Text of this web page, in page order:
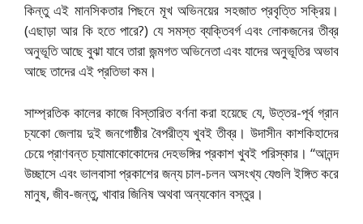
কিন্তু এই মানসিকতার পিছনে মূখ অভিনয়ের সহজাত প্রবৃত্তি সক্রিয়।
(এছাড়া আর কি হতে পারে?) যে সমস্ত ব্যক্তিবর্গ এবং লোকজনের তীব্র
অনুভূতি আছে বুঝা যাবে তারা জন্মগত অভিনেতা এবং যাদের অনুভূতির অভাব
আছে তাদের এই প্রতিভা কম।
সাম্প্রতিক কালের কাজে বিস্তারিত বর্ণনা করা হয়েছে যে, উত্তর-পূর্ব গ্রান
চ্যকো জেলায় দুই জনগোষ্ঠীর বৈপরীত্য খুবই তীব্র। উদাসীন কাশকিহাদের
চেয়ে প্রাণবন্ত চ্যামাকোকোদের দেহভঙ্গির প্রকাশ খুবই পরিস্কার। “আনন্দ
উচ্ছাসে এবং ভালবাসা প্রকাশের জন্য চাল-চলন অসংখ্য যেগুলি ইঙ্গিত করে
মানুষ, জীব-জন্তু, খাবার জিনিষ অথবা অন্যকোন বস্তুর।